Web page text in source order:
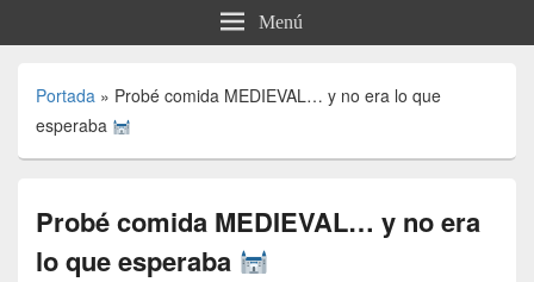
Menú
Portada » Probé comida MEDIEVAL… y no era lo que
esperaba
Probé comida MEDIEVAL… y no era
lo que esperaba